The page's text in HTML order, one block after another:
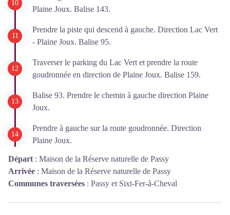
Plaine Joux. Balise 143.
Prendre la piste qui descend à gauche. Direction Lac Vert
- Plaine Joux. Balise 95.
Traverser le parking du Lac Vert et prendre la route
goudronnée en direction de Plaine Joux. Balise 159.
Balise 93. Prendre le chemin à gauche direction Plaine
Joux.
Prendre à gauche sur la route goudronnée. Direction
Plaine Joux.
Départ : Maison de la Réserve naturelle de Passy
Arrivée : Maison de la Réserve naturelle de Passy
Communes traversées : Passy et Sixt-Fer-à-Cheval